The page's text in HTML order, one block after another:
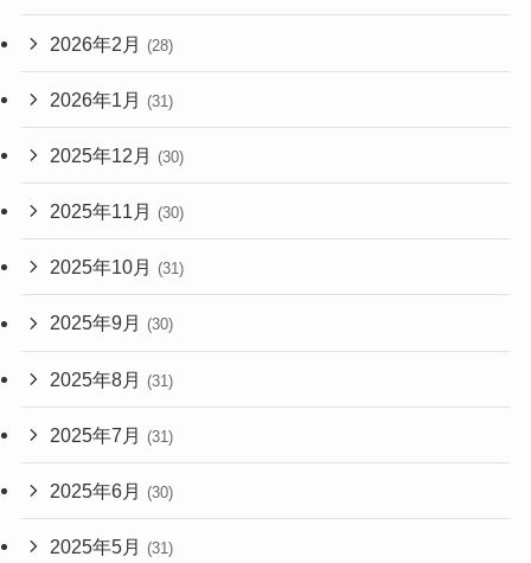
2026年2月 (28)
2026年1月 (31)
2025年12月 (30)
2025年11月 (30)
2025年10月 (31)
2025年9月 (30)
2025年8月 (31)
2025年7月 (31)
2025年6月 (30)
2025年5月 (31)